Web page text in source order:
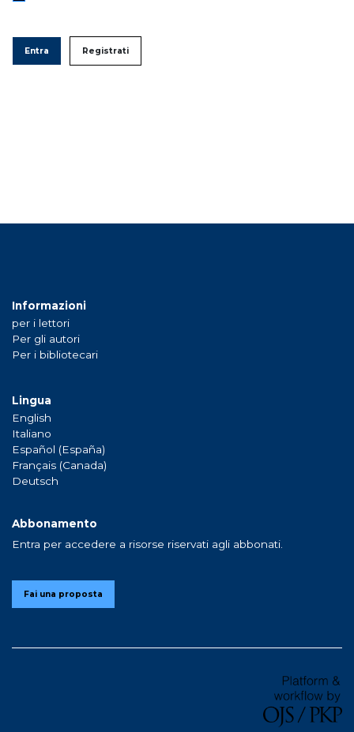
Entra Registrati
Informazioni
per i lettori
Per gli autori
Per i bibliotecari
Lingua
English
Italiano
Español (España)
Français (Canada)
Deutsch
Abbonamento
Entra per accedere a risorse riservati agli abbonati.
Fai una proposta